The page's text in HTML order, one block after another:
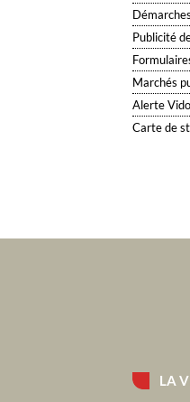
Publicité
Marchés
Alerte
Carte de
LA